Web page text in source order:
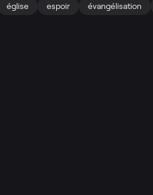
église espoir évangélisation